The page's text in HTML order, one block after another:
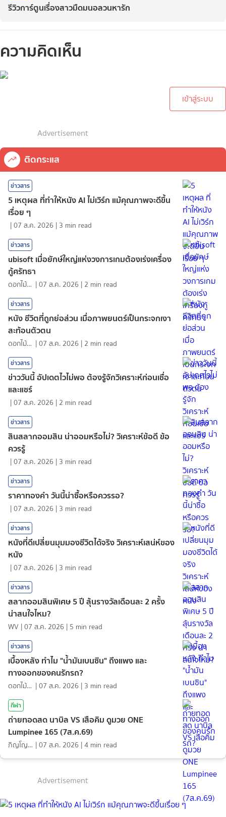
รีวิวการ์ตูนเรื่องสาวมืดมนอลวนหารัก
ความคิดเห็น
เข้าสู่ระบบ
Advertisement
ติดกระแส
ข่าวสาร
5 เหตุผล ที่ทำให้หนัง AI ไม่เวิร์ก แม้คุณภาพจะดีขึ้น
เรื่อย ๆ
|07 ส.ค. 2026 | 3 min read
ข่าวสาร
ubisoft เมื่อยักษ์ใหญ่แห่งวงการเกมต้องเร่งเครื่อง
กู้ศรัทธา
ดอกไม้กับสายน้ำ |07 ส.ค. 2026 | 2 min read
ข่าวสาร
หนัง ชีวิตที่ถูกย่อส่วน เมื่อภาพยนตร์เป็นกระจกเงา
สะท้อนตัวตน
ดอกไม้กับสายน้ำ |07 ส.ค. 2026 | 2 min read
ข่าวสาร
ข่าววันนี้ อัปเดตไวไม่พอ ต้องรู้จักวิเคราะห์ก่อนเชื่อ
และแชร์
|07 ส.ค. 2026 | 2 min read
ข่าวสาร
สินสลากออมสิน น่าออมหรือไม่? วิเคราะห์ข้อดี ข้อ
ควรรู้
|07 ส.ค. 2026 | 3 min read
ข่าวสาร
ราคาทองคํา วันนี้น่าซื้อหรือควรรอ?
|07 ส.ค. 2026 | 3 min read
ข่าวสาร
หนังที่ดีเปลี่ยนมุมมองชีวิตได้จริง วิเคราะห์เสน่ห์ของ
หนัง
|07 ส.ค. 2026 | 3 min read
ข่าวสาร
สลากออมสินพิเศษ 5 ปี ลุ้นรางวัลเดือนละ 2 ครั้ง
น่าสนใจไหม?
WV |07 ส.ค. 2026 | 5 min read
ข่าวสาร
เบื้องหลัง ทำไม "น้ำมันเบนซิน" ถึงแพง และ
ทางออกของคนรักรถ?
ดอกไม้กับสายน้ำ |07 ส.ค. 2026 | 3 min read
กีฬา
ถ่ายทอดสด นาบิล VS เสือคิม ดูมวย ONE
Lumpinee 165 (7ส.ค.69)
ภิญโญ ส่องแสง |07 ส.ค. 2026 |4 min read
Advertisement